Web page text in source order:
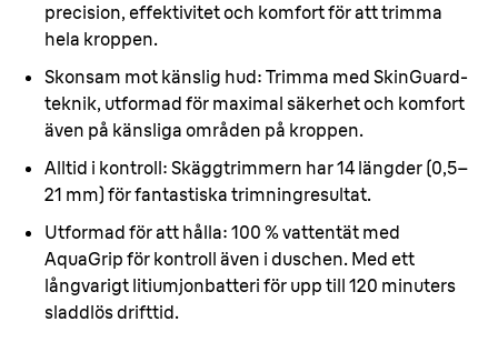
precision, effektivitet och komfort för att trimma
hela kroppen.
Skonsam mot känslig hud: Trimma med SkinGuard-
teknik, utformad för maximal säkerhet och komfort
även på känsliga områden på kroppen.
Alltid i kontroll: Skäggtrimmern har 14 längder (0,5–
21 mm) för fantastiska trimningresultat.
Utformad för att hålla: 100 % vattentät med
AquaGrip för kontroll även i duschen. Med ett
långvarigt litiumjonbatteri för upp till 120 minuters
sladdlös drifttid.